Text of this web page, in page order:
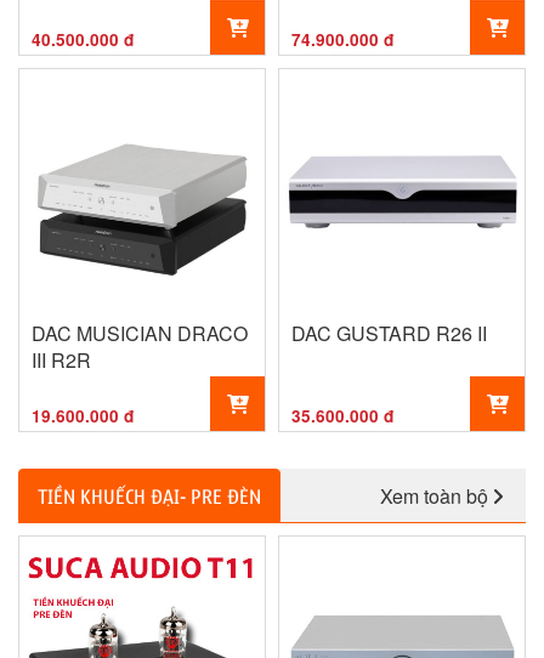
40.500.000 đ 74.900.000 đ
DAC MUSICIAN DRACO
III R2R
19.600.000 đ
DAC GUSTARD R26 II
35.600.000 đ
TIỀN KHUẾCH ĐẠI- PRE ĐÈN Xem toàn bộ